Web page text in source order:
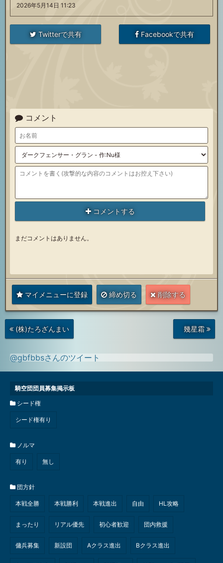
2026年5月14日 11:23
Twitterで共有 Facebookで共有
コメント
コメントする
まだコメントはありません。
マイメニューに登録 締め切る 削除する
次
の
投
(株)たろざんまい
投
幾星霜
@gbfbbsさんのツイート
騎空団団員募集掲示板
シード権
シード権有り
ノルマ
有り 無し
団方針
本戦全勝 本戦勝利 本戦進出 自由 HL攻略
まったり リアル優先 初心者歓迎 団内救援
傭兵募集 新設団 Aクラス進出 Bクラス進出